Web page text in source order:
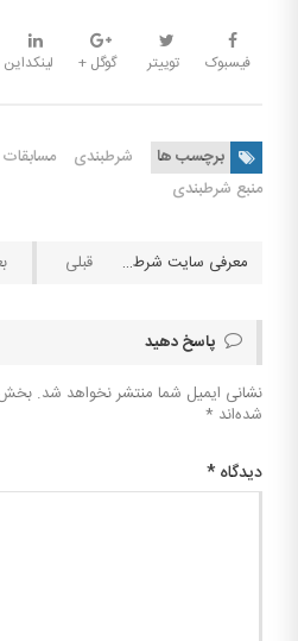
فیسبوک توییتر گوگل + لینکداین
برچسب ها شرطبندی
منبع شرطبندی
معرفی سایت شرط بندی ولف بت
پاسخ دهید
نشانی ایمیل شما منتشر نخواهد شد.
شده‌اند *
دیدگاه *